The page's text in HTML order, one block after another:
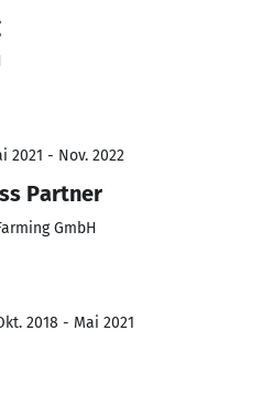
2021 - Nov. 2022
Partner
GmbH
2018 - Mai 2021